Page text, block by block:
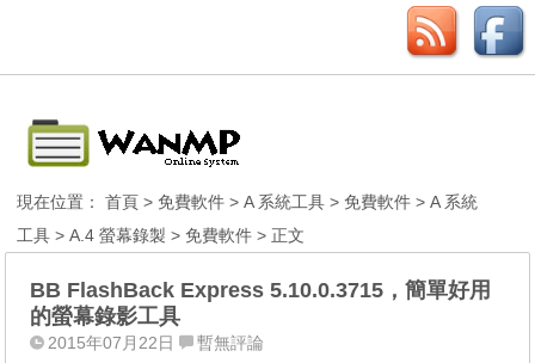
現在位置：首頁 >免費軟件 >A 系統工具 >免費軟件 >A 系統
工具 >A.4 螢幕錄製 >免費軟件 > 正文
BB FlashBack Express 5.10.0.3715，簡單好用
的螢幕錄影工具
2015年07月22日 暫無評論